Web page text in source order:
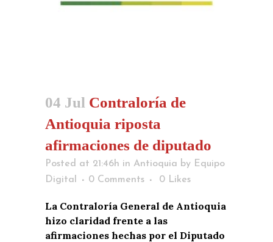
04 Jul Contraloría de
Antioquia riposta
afirmaciones de diputado
Posted at 21:46h in Antioquia by Equipo
Digital
0 Comments 0 Likes
La Contraloría General de Antioquia
hizo claridad frente a las
afirmaciones hechas por el Diputado